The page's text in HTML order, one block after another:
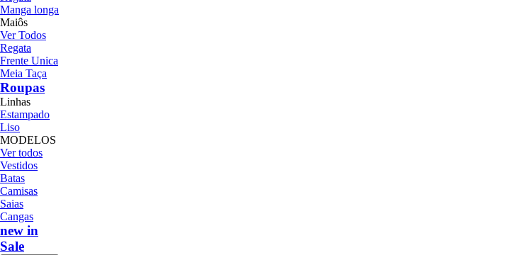
Manga longa
Maiôs
Ver Todos
Regata
Frente Unica
Meia Taça
Roupas
Linhas
Estampado
Liso
MODELOS
Ver todos
Vestidos
Batas
Camisas
Saias
Cangas
new in
Sale